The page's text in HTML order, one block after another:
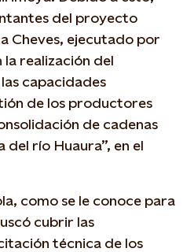
del proyecto
Cheves, ejecutado por
realización del
capacidades
de los productores
de cadenas
del río Huaura”, en el
como se le conoce para
cubrir las
técnica de los